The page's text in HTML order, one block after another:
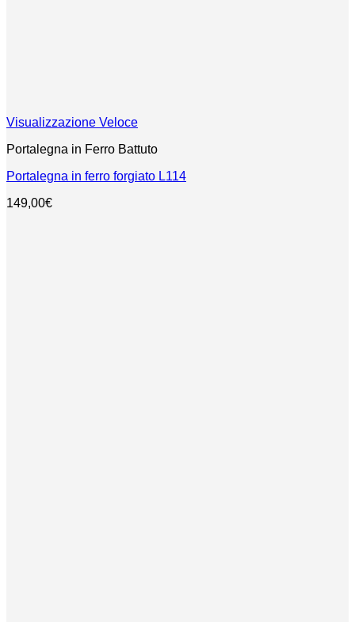
Visualizzazione Veloce
Portalegna in Ferro Battuto
Portalegna in ferro forgiato L114
149,00€